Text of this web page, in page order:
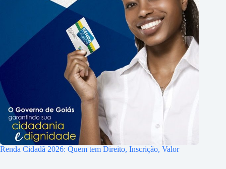
Renda Cidadã 2026: Quem tem Direito, Inscrição, Valor